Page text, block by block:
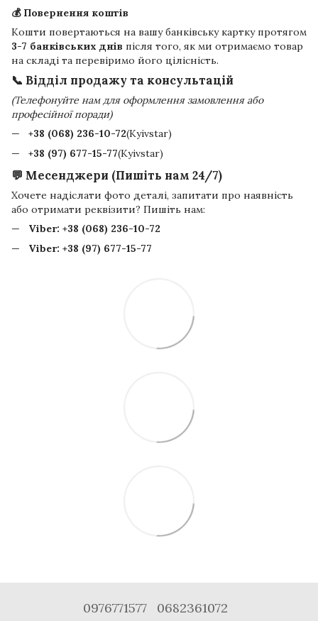
💰 Повернення коштів
Кошти повертаються на вашу банківську картку протягом
3-7 банківських днів після того, як ми отримаємо товар
на складі та перевіримо його цілісність.
📞 Відділ продажу та консультацій
(Телефонуйте нам для оформлення замовлення або
професійної поради)
+38 (068) 236-10-72(Kyivstar)
+38 (97) 677-15-77(Kyivstar)
💬 Месенджери (Пишіть нам 24/7)
Хочете надіслати фото деталі, запитати про наявність
або отримати реквізити? Пишіть нам:
Viber: +38 (068) 236-10-72
Viber: +38 (97) 677-15-77
0976771577 0682361072